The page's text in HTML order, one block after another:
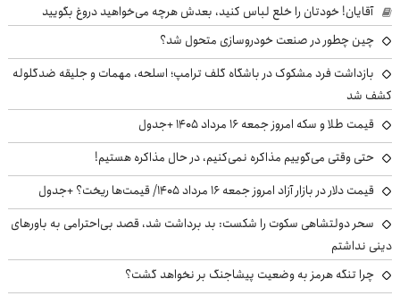
آقایان! خودتان را خلع لباس کنید، بعدش هرچه می‌خواهید دروغ بگویید
چین چطور در صنعت خودروسازی متحول شد؟
بازداشت فرد مشکوک در باشگاه گلف ترامپ؛ اسلحه، مهمات و جلیقه ضدگلوله
کشف شد
قیمت طلا و سکه امروز جمعه ۱۶ مرداد ۱۴۰۵ +جدول
حتی وقتی می‌گوییم مذاکره نمی‌کنیم، در حال مذاکره هستیم!
قیمت دلار در بازار آزاد امروز جمعه ۱۶ مرداد ۱۴۰۵/ قیمت‌ها ریخت؟ +جدول
سحر دولتشاهی سکوت را شکست: بد برداشت شد، قصد بی‌احترامی به باورهای
دینی نداشتم
چرا تنگه هرمز به وضعیت پیشاجنگ بر نخواهد گشت؟